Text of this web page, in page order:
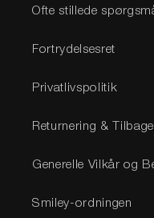
Ofte stillede
Fortrydelsesret
Privatlivspolitik
Returnering &
Generelle Vilkår og
Smiley-ordningen